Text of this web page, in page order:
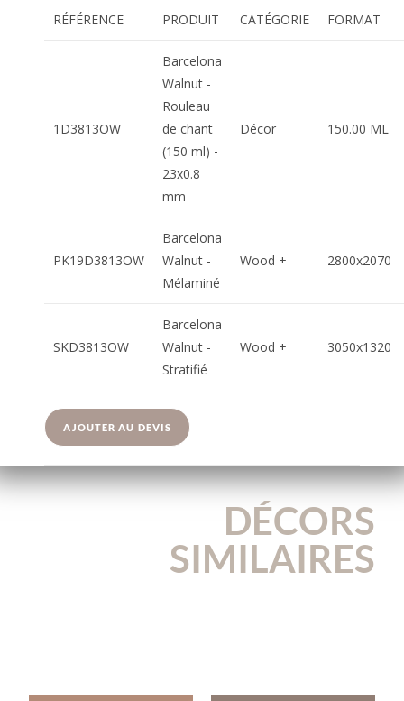
RÉFÉRENCE PRODUIT CATÉGORIE FORMAT
1D3813OW
Barcelona
Walnut -
Rouleau
de chant
(150 ml) -
23x0.8
mm
Décor 150.00 ML
PK19D3813OW
Barcelona
Walnut -
Mélaminé
Wood + 2800x2070
SKD3813OW
Barcelona
Walnut -
Stratifié
Wood + 3050x1320
AJOUTER AU DEVIS
DÉCORS
SIMILAIRES